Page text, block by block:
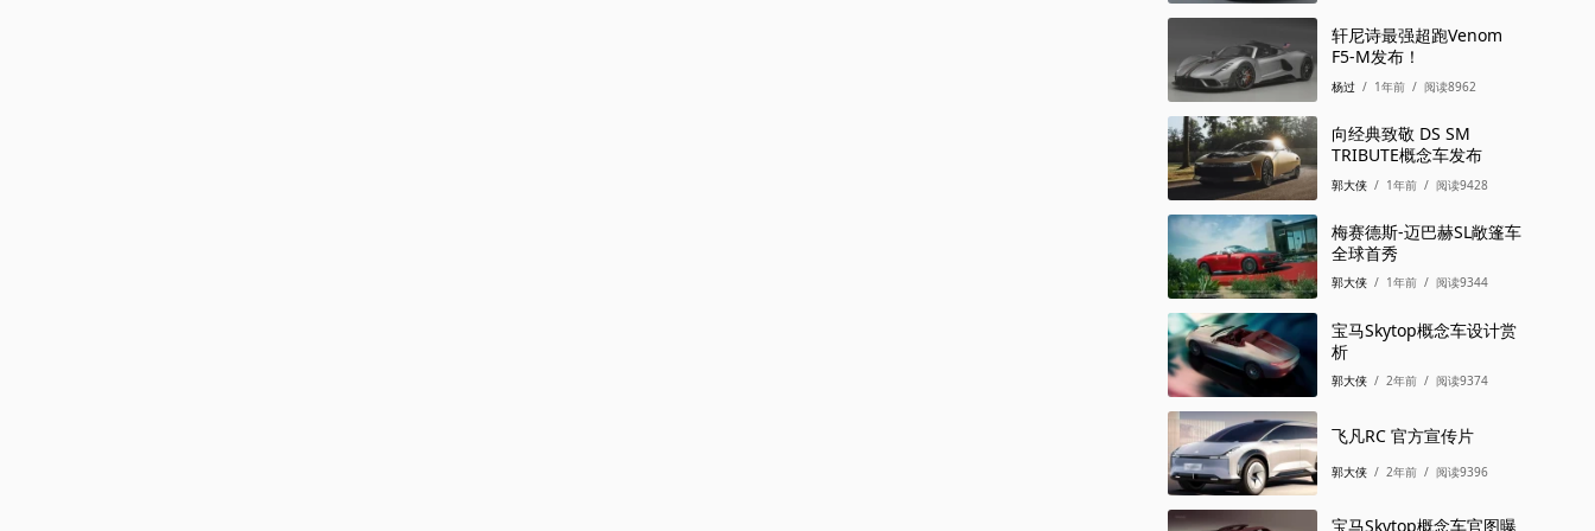
/ 2个月前 / 阅读1358
轩尼诗最强超跑Venom
F5-M发布！
杨过 / 1年前 / 阅读8962
向经典致敬 DS SM
TRIBUTE概念车发布
郭大侠 / 1年前 / 阅读9428
梅赛德斯-迈巴赫SL敞篷车
全球首秀
郭大侠 / 1年前 / 阅读9344
宝马Skytop概念车设计赏
析
郭大侠 / 2年前 / 阅读9374
飞凡RC 官方宣传片
郭大侠 / 2年前 / 阅读9396
宝马Skytop概念车官图曝